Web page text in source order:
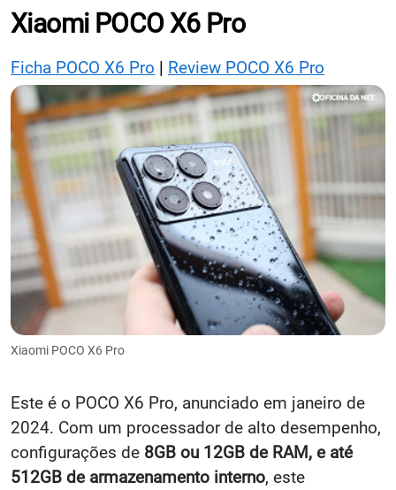
Xiaomi POCO X6 Pro
Ficha POCO X6 Pro | Review POCO X6 Pro
Xiaomi POCO X6 Pro
Este é o POCO X6 Pro, anunciado em janeiro de
2024. Com um processador de alto desempenho,
configurações de 8GB ou 12GB de RAM, e até
512GB de armazenamento interno, este